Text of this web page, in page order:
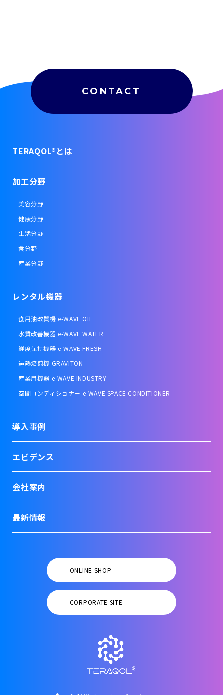
CONTACT
TERAQOL®とは
加工分野
美容分野
健康分野
生活分野
食分野
産業分野
レンタル機器
食用油改質機 e-WAVE OIL
水質改善機器 e-WAVE WATER
鮮度保持機器 e-WAVE FRESH
過熱焙煎機 GRAVITON
産業用機器 e-WAVE INDUSTRY
空間コンディショナー e-WAVE SPACE CONDITIONER
導入事例
エビデンス
会社案内
最新情報
ONLINE SHOP
CORPORATE SITE